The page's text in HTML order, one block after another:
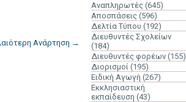
Ανάρτηση →
Αναπληρωτές (645)
Αποσπάσεις (596)
Δελτία Τύπου (192)
Διευθυντές Σχολείων
(184)
Διευθυντές φορέων (155)
Διορισμοί (195)
Ειδική Αγωγή (267)
Εκκλησιαστική
εκπαίδευση (43)